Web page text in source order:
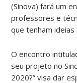
(Sinova) fará um
professores e
que tenham
O encontro
seu projeto no
2020?” visa dar